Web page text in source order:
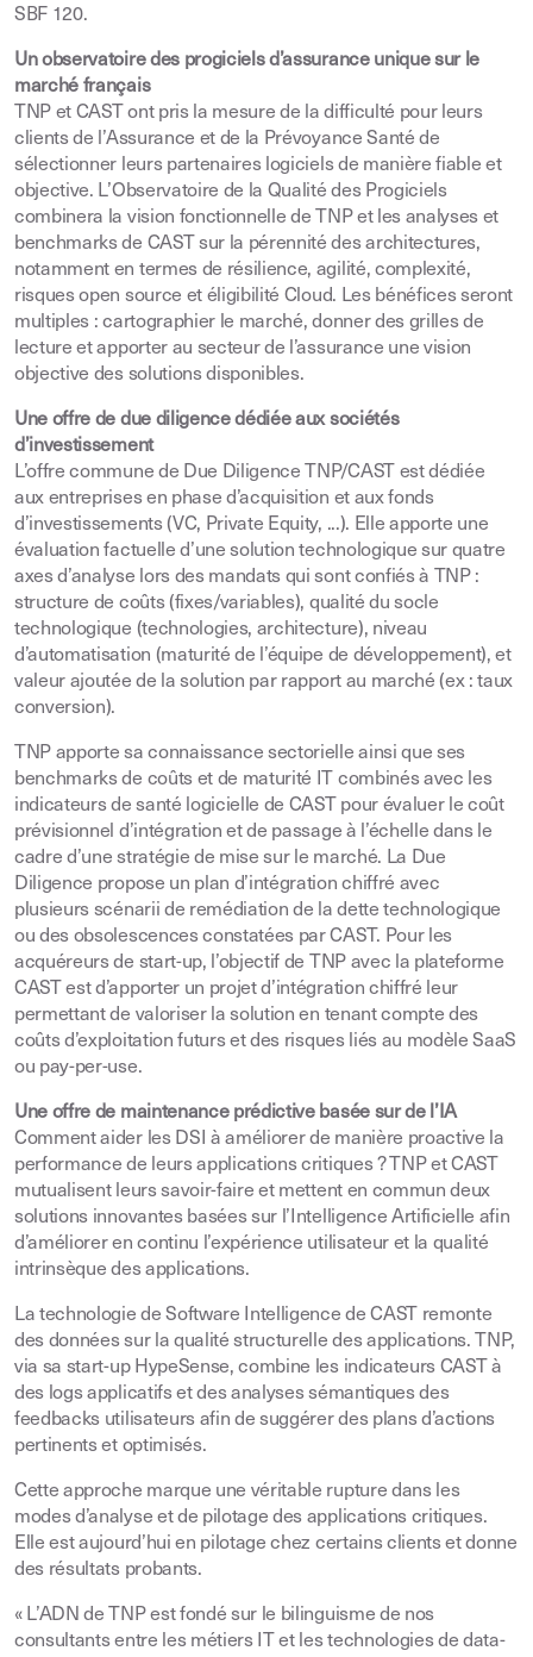
SBF 120.
Un observatoire des progiciels d’assurance unique sur le
marché français
TNP et CAST ont pris la mesure de la difficulté pour leurs
clients de l’Assurance et de la Prévoyance Santé de
sélectionner leurs partenaires logiciels de manière fiable et
objective. L’Observatoire de la Qualité des Progiciels
combinera la vision fonctionnelle de TNP et les analyses et
benchmarks de CAST sur la pérennité des architectures,
notamment en termes de résilience, agilité, complexité,
risques open source et éligibilité Cloud. Les bénéfices seront
multiples : cartographier le marché, donner des grilles de
lecture et apporter au secteur de l’assurance une vision
objective des solutions disponibles.
Une offre de due diligence dédiée aux sociétés
d’investissement
L’offre commune de Due Diligence TNP/CAST est dédiée
aux entreprises en phase d’acquisition et aux fonds
d’investissements (VC, Private Equity, ...). Elle apporte une
évaluation factuelle d’une solution technologique sur quatre
axes d’analyse lors des mandats qui sont confiés à TNP :
structure de coûts (fixes/variables), qualité du socle
technologique (technologies, architecture), niveau
d’automatisation (maturité de l’équipe de développement), et
valeur ajoutée de la solution par rapport au marché (ex : taux
conversion).
TNP apporte sa connaissance sectorielle ainsi que ses
benchmarks de coûts et de maturité IT combinés avec les
indicateurs de santé logicielle de CAST pour évaluer le coût
prévisionnel d’intégration et de passage à l’échelle dans le
cadre d’une stratégie de mise sur le marché. La Due
Diligence propose un plan d’intégration chiffré avec
plusieurs scénarii de remédiation de la dette technologique
ou des obsolescences constatées par CAST. Pour les
acquéreurs de start-up, l’objectif de TNP avec la plateforme
CAST est d’apporter un projet d’intégration chiffré leur
permettant de valoriser la solution en tenant compte des
coûts d’exploitation futurs et des risques liés au modèle SaaS
ou pay-per-use.
Une offre de maintenance prédictive basée sur de l’IA
Comment aider les DSI à améliorer de manière proactive la
performance de leurs applications critiques ? TNP et CAST
mutualisent leurs savoir-faire et mettent en commun deux
solutions innovantes basées sur l’Intelligence Artificielle afin
d’améliorer en continu l’expérience utilisateur et la qualité
intrinsèque des applications.
La technologie de Software Intelligence de CAST remonte
des données sur la qualité structurelle des applications. TNP,
via sa start-up HypeSense, combine les indicateurs CAST à
des logs applicatifs et des analyses sémantiques des
feedbacks utilisateurs afin de suggérer des plans d’actions
pertinents et optimisés.
Cette approche marque une véritable rupture dans les
modes d’analyse et de pilotage des applications critiques.
Elle est aujourd’hui en pilotage chez certains clients et donne
des résultats probants.
« L’ADN de TNP est fondé sur le bilinguisme de nos
consultants entre les métiers IT et les technologies de data-